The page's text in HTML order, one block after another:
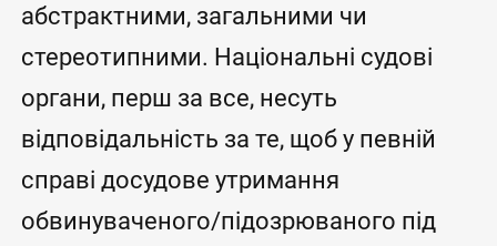
абстрактними, загальними чи
стереотипними. Національні судові
органи, перш за все, несуть
відповідальність за те, щоб у певній
справі досудове утримання
обвинуваченого/підозрюваного під